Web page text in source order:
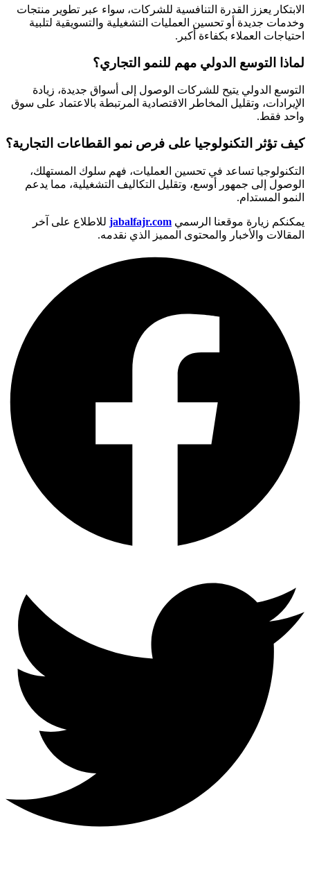
الابتكار يعزز القدرة التنافسية للشركات، سواء عبر تطوير منتجات
وخدمات جديدة أو تحسين العمليات التشغيلية والتسويقية لتلبية
احتياجات العملاء بكفاءة أكبر.
لماذا التوسع الدولي مهم للنمو التجاري؟
التوسع الدولي يتيح للشركات الوصول إلى أسواق جديدة، زيادة
الإيرادات، وتقليل المخاطر الاقتصادية المرتبطة بالاعتماد على سوق
واحد فقط.
كيف تؤثر التكنولوجيا على فرص نمو القطاعات التجارية؟
التكنولوجيا تساعد في تحسين العمليات، فهم سلوك المستهلك،
الوصول إلى جمهور أوسع، وتقليل التكاليف التشغيلية، مما يدعم
النمو المستدام.
يمكنكم زيارة موقعنا الرسمي jabalfajr.com للاطلاع على آخر
المقالات والأخبار والمحتوى المميز الذي نقدمه.